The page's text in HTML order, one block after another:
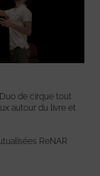
de cirque tout
autour du livre et
ReNAR